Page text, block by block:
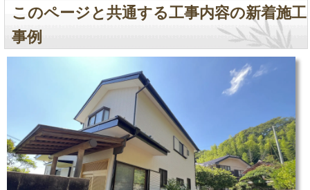
このページと共通する工事内容の新着施工
事例